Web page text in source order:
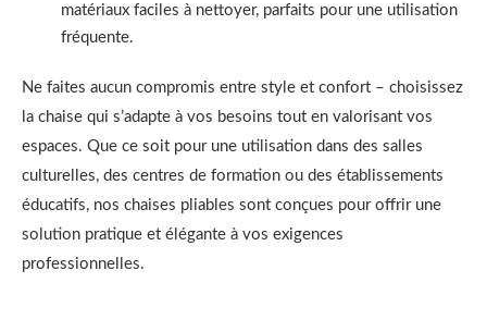
matériaux faciles à nettoyer, parfaits pour une utilisation
fréquente.
Ne faites aucun compromis entre style et confort – choisissez
la chaise qui s’adapte à vos besoins tout en valorisant vos
espaces. Que ce soit pour une utilisation dans des salles
culturelles, des centres de formation ou des établissements
éducatifs, nos chaises pliables sont conçues pour offrir une
solution pratique et élégante à vos exigences
professionnelles.